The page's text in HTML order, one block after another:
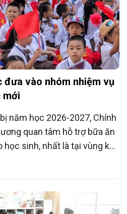
đưa vào nhóm nhiệm vụ
mới
năm học 2026-2027, Chính
quan tâm hỗ trợ bữa ăn
sinh, nhất là tại vùng khó
khu chế xuất. Đây là một